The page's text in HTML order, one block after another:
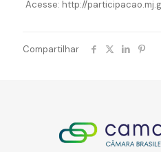
Acesse: http://
Compartilhar